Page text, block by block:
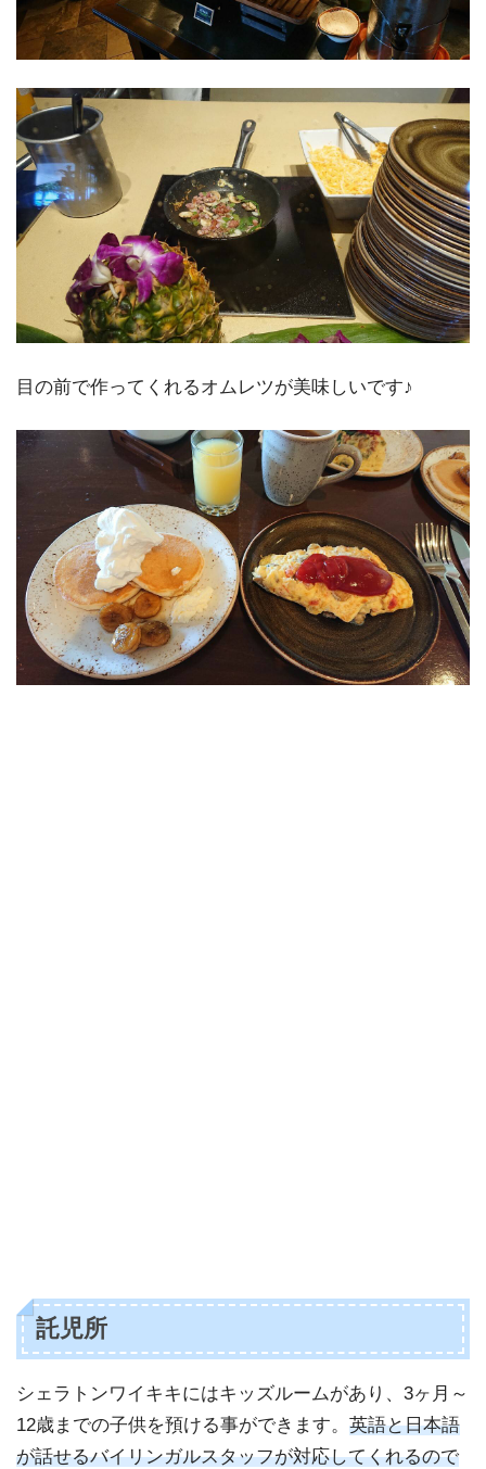
目の前で作ってくれるオムレツが美味しいです♪
託児所
シェラトンワイキキにはキッズルームがあり、3ヶ月～
12歳までの子供を預ける事ができます。 英語と日本語
が話せるバイリンガルスタッフが対応してくれるので